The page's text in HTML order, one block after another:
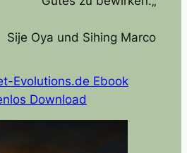
Sije Oya und Sihing Marco
Evolutions.de Ebook
Download